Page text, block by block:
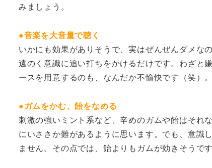
みましょう。
●音楽を大音量で聴く
いかにも効果がありそうで、実はぜんぜんダメな
遠のく意識に追い打ちをかけるだけです。わざと
ースを用意するのも、なんだか不愉快です（笑）
●ガムをかむ、飴をなめる
刺激の強いミント系など、辛めのガムや飴はそれ
にいささか難があるように思います。でも、意識
ません。その点では、飴よりもガムが効きそうです